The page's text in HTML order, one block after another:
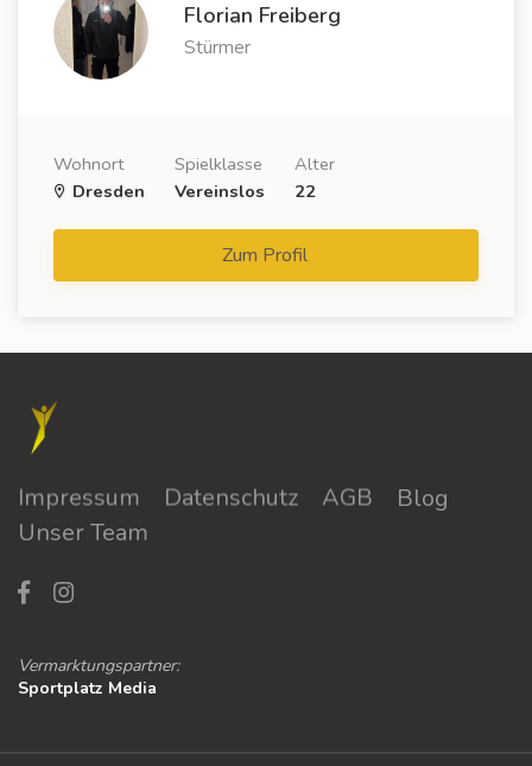
Florian Freiberg
Stürmer
Wohnort
Dresden
Spielklasse
Vereinslos
Alter
22
Zum Profil
Impressum Datenschutz AGB
Blog
Unser Team
Vermarktungspartner:
Sportplatz Media